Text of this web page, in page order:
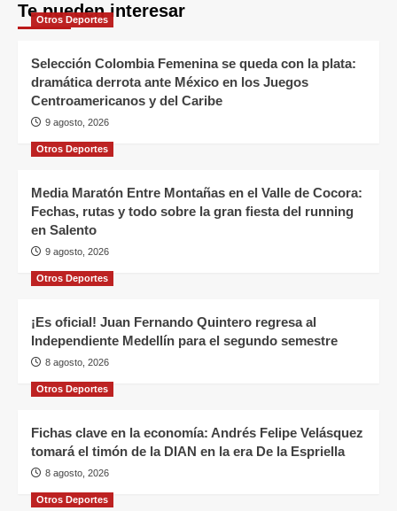
Te pueden interesar
Otros Deportes
Selección Colombia Femenina se queda con la plata:
dramática derrota ante México en los Juegos
Centroamericanos y del Caribe
9 agosto, 2026
Otros Deportes
Media Maratón Entre Montañas en el Valle de Cocora:
Fechas, rutas y todo sobre la gran fiesta del running
en Salento
9 agosto, 2026
Otros Deportes
¡Es oficial! Juan Fernando Quintero regresa al
Independiente Medellín para el segundo semestre
8 agosto, 2026
Otros Deportes
Fichas clave en la economía: Andrés Felipe Velásquez
tomará el timón de la DIAN en la era De la Espriella
8 agosto, 2026
Otros Deportes